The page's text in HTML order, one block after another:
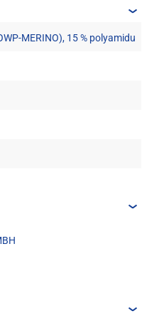
MERINO), 15 % polyamidu